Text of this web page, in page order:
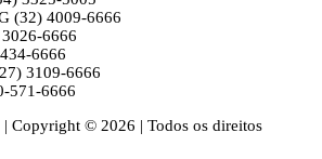
(32) 4009-6666
6666
6666
3109-6666
571-6666
| Copyright © 2026 | Todos os direitos